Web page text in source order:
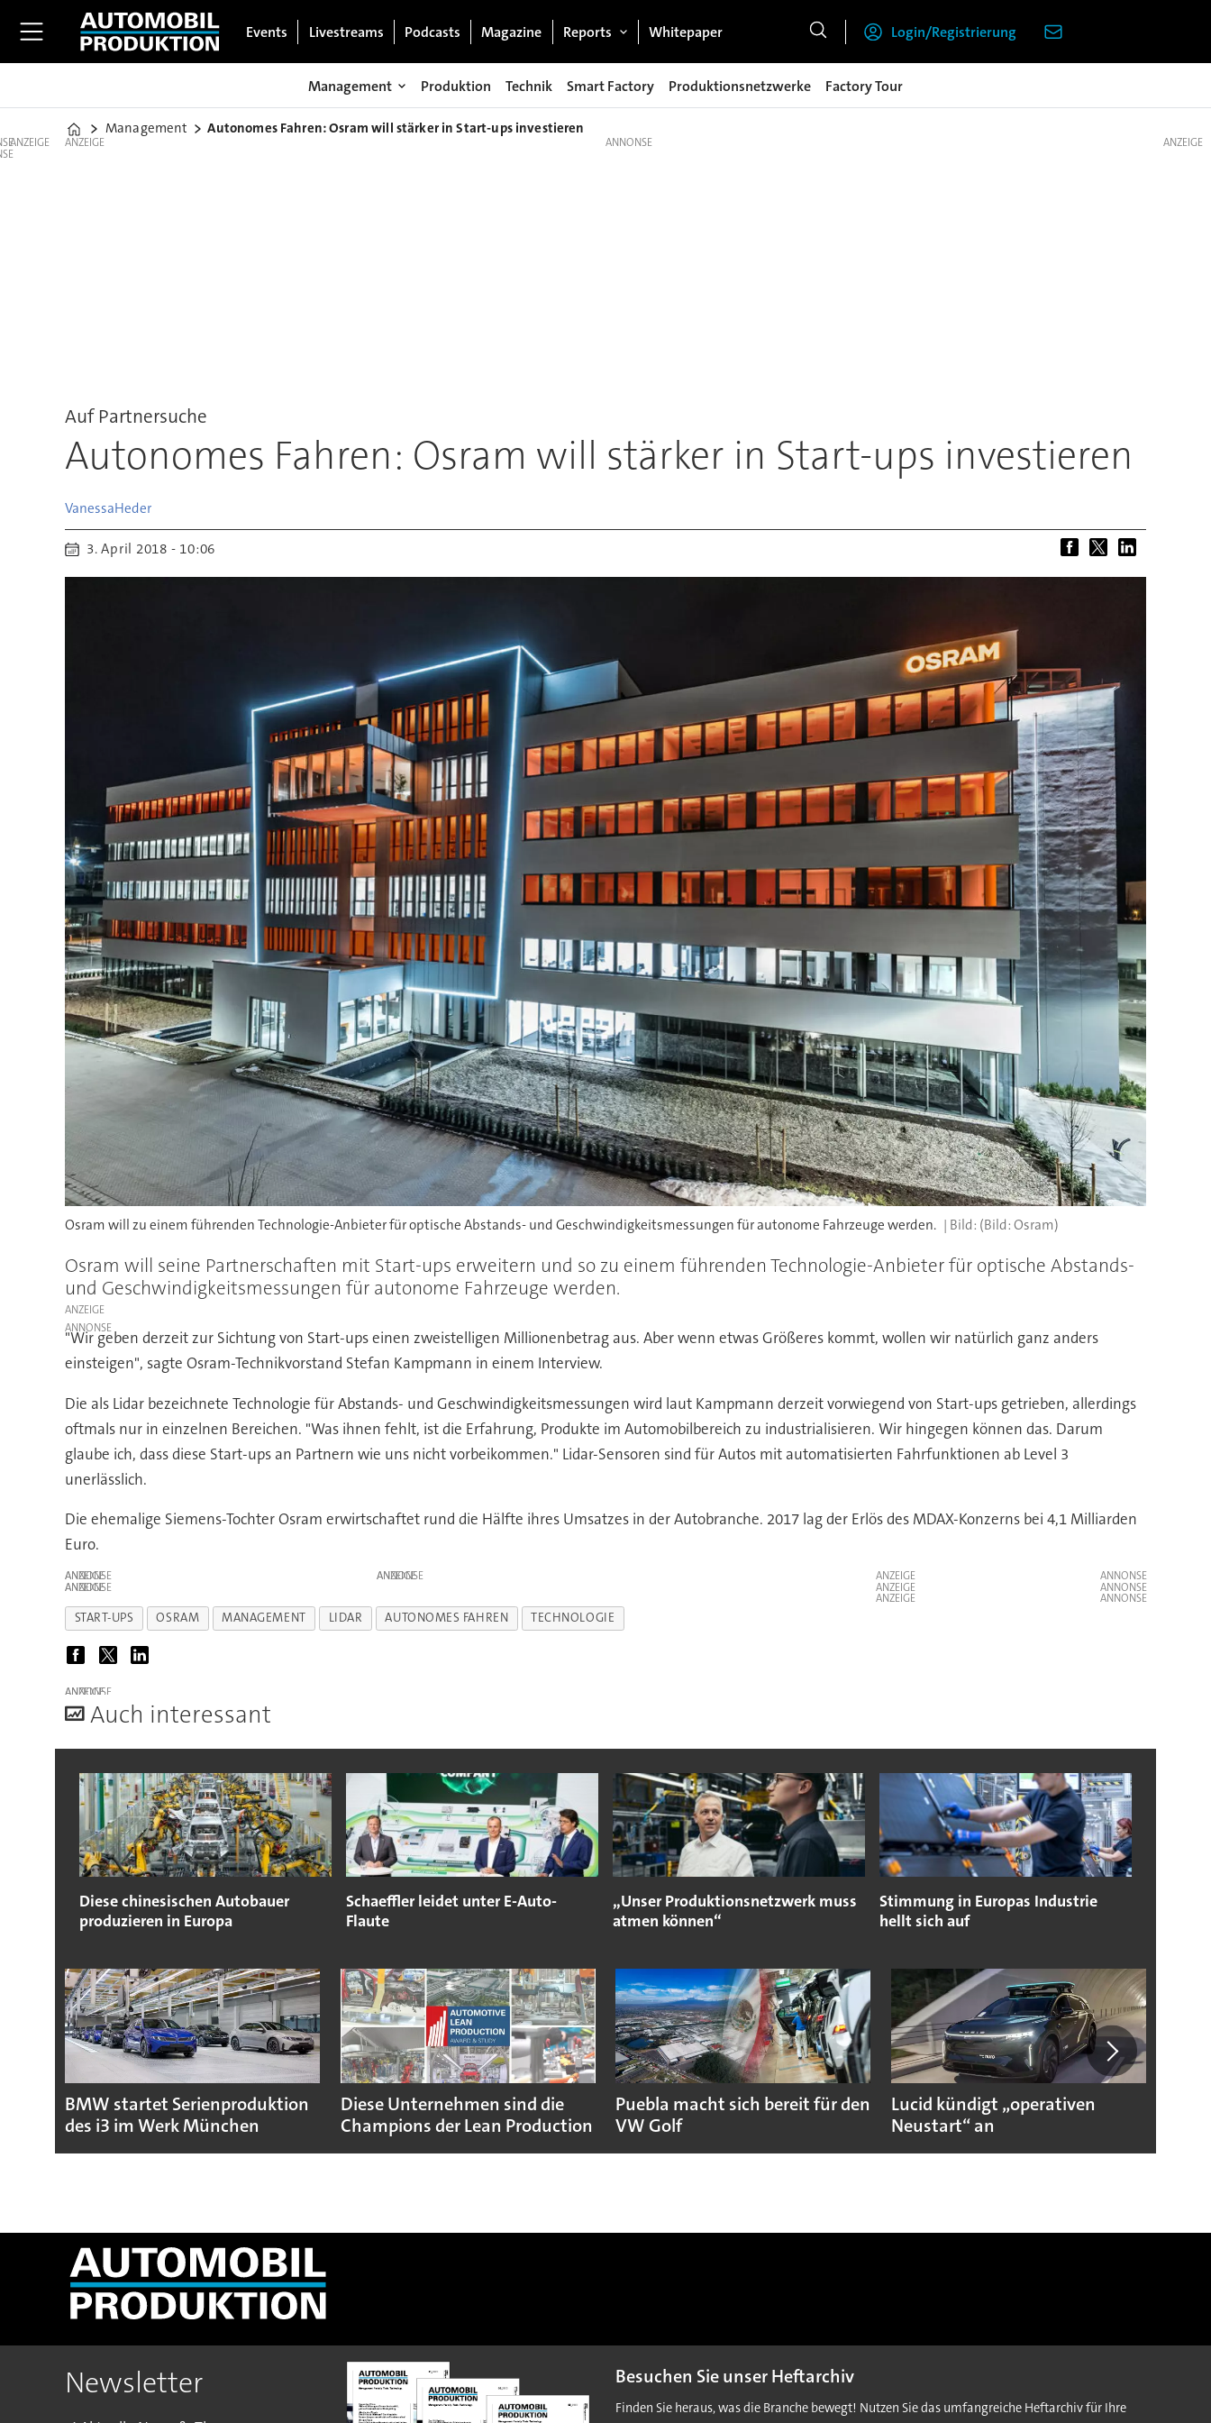
Events Livestreams Podcasts Magazine Reports Whitepaper Login/Registrierung
Management Produktion Technik Smart Factory Produktionsnetzwerke Factory Tour
Home
Management Autonomes Fahren: Osram will stärker in Start-ups investieren
ANZEIGE ANZEIGE
Auf Partnersuche
Autonomes Fahren: Osram will stärker in Start-ups investieren
VanessaHeder
3. April 2018 - 10:06
Osram will zu einem führenden Technologie-Anbieter für optische Abstands- und Geschwindigkeitsmessungen für autonome Fahrzeuge werden. (Bild: Osram)
Osram will seine Partnerschaften mit Start-ups erweitern und so zu einem führenden Technologie-Anbieter für optische Abstands-
und Geschwindigkeitsmessungen für autonome Fahrzeuge werden.
ANZEIGE
"Wir geben derzeit zur Sichtung von Start-ups einen zweistelligen Millionenbetrag aus. Aber wenn etwas Größeres kommt, wollen wir natürlich ganz anders
einsteigen", sagte Osram-Technikvorstand Stefan Kampmann in einem Interview.
Die als Lidar bezeichnete Technologie für Abstands- und Geschwindigkeitsmessungen wird laut Kampmann derzeit vorwiegend von Start-ups getrieben, allerdings
oftmals nur in einzelnen Bereichen. "Was ihnen fehlt, ist die Erfahrung, Produkte im Automobilbereich zu industrialisieren. Wir hingegen können das. Darum
glaube ich, dass diese Start-ups an Partnern wie uns nicht vorbeikommen." Lidar-Sensoren sind für Autos mit automatisierten Fahrfunktionen ab Level 3
unerlässlich.
Die ehemalige Siemens-Tochter Osram erwirtschaftet rund die Hälfte ihres Umsatzes in der Autobranche. 2017 lag der Erlös des MDAX-Konzerns bei 4,1 Milliarden
Euro.
ANZEIGE ANZEIGE
ANZEIGE
ANZEIGE
ANZEIGE
ANZEIGE
START-UPS OSRAM MANAGEMENT LIDAR AUTONOMES FAHREN TECHNOLOGIE
ANZEIGE
Auch interessant
Diese chinesischen Autobauer
produzieren in Europa
Schaeffler leidet unter E-Auto-
Flaute
„Unser Produktionsnetzwerk muss
atmen können“
Stimmung in Europas Industrie
hellt sich auf
BMW startet Serienproduktion
des i3 im Werk München
Diese Unternehmen sind die
Champions der Lean Production
Puebla macht sich bereit für den
VW Golf
Lucid kündigt „operativen
Neustart“ an
ANZEIGE
Newsletter Besuchen Sie unser Heftarchiv
Finden Sie heraus, was die Branche bewegt! Nutzen Sie das umfangreiche Heftarchiv für Ihre